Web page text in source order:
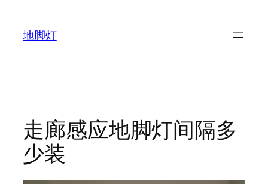
地脚灯
走廊感应地脚灯间隔多
少装